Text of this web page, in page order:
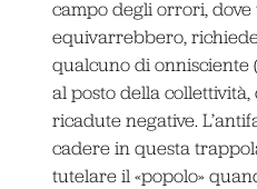
campo degli orrori,
equivarrebbero,
qualcuno di onnisciente
al posto della
ricadute negative.
cadere in questa
tutelare il «popolo»